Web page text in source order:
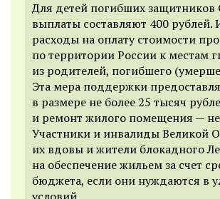
Для детей погибших защитников
выплаты составляют 400
расходы на оплату стоимости
по территории России к местам
из родителей, погибшего
Эта мера поддержки
в размере не более 25 тысяч
и ремонт жилого помещения — не
Участники и инвалиды Великой
их вдовы и жители блокадного
на обеспечение жильем за счет
бюджета, если они нуждаются в